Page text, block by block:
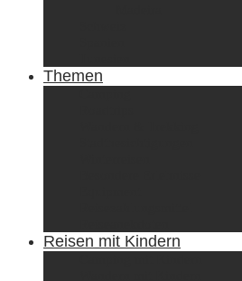
Themen
Reisen mit Kindern